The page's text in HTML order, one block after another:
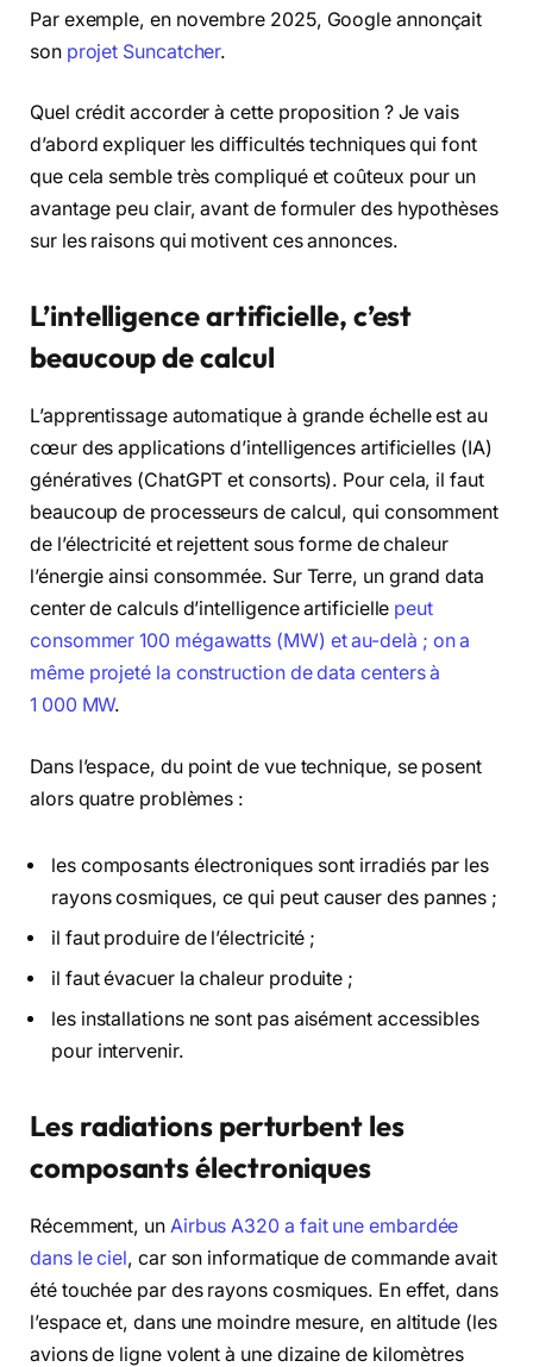
Par exemple, en novembre 2025, Google annonçait
son projet Suncatcher.
Quel crédit accorder à cette proposition ? Je vais
d’abord expliquer les difficultés techniques qui font
que cela semble très compliqué et coûteux pour un
avantage peu clair, avant de formuler des hypothèses
sur les raisons qui motivent ces annonces.
L’intelligence artificielle, c’est
beaucoup de calcul
L’apprentissage automatique à grande échelle est au
cœur des applications d’intelligences artificielles (IA)
génératives (ChatGPT et consorts). Pour cela, il faut
beaucoup de processeurs de calcul, qui consomment
de l’électricité et rejettent sous forme de chaleur
l’énergie ainsi consommée. Sur Terre, un grand data
center de calculs d’intelligence artificielle peut
consommer 100 mégawatts (MW) et au-delà ; on a
même projeté la construction de data centers à
1 000 MW.
Dans l’espace, du point de vue technique, se posent
alors quatre problèmes :
les composants électroniques sont irradiés par les
rayons cosmiques, ce qui peut causer des pannes ;
il faut produire de l’électricité ;
il faut évacuer la chaleur produite ;
les installations ne sont pas aisément accessibles
pour intervenir.
Les radiations perturbent les
composants électroniques
Récemment, un Airbus A320 a fait une embardée
dans le ciel, car son informatique de commande avait
été touchée par des rayons cosmiques. En effet, dans
l’espace et, dans une moindre mesure, en altitude (les
avions de ligne volent à une dizaine de kilomètres